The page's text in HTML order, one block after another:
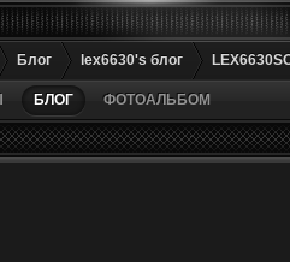
Блог lex6630's блог
БЛОГ ФОТОАЛЬБОМ